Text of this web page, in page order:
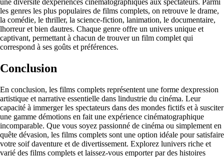
une diversité dexpériences cinématographiques aux spectateurs. Parmi
les genres les plus populaires de films complets, on retrouve le drame,
la comédie, le thriller, la science-fiction, lanimation, le documentaire,
lhorreur et bien dautres. Chaque genre offre un univers unique et
captivant, permettant à chacun de trouver un film complet qui
correspond à ses goûts et préférences.
Conclusion
En conclusion, les films complets représentent une forme dexpression
artistique et narrative essentielle dans lindustrie du cinéma. Leur
capacité à immerger les spectateurs dans des mondes fictifs et à susciter
une gamme démotions en fait une expérience cinématographique
incomparable. Que vous soyez passionné de cinéma ou simplement en
quête dévasion, les films complets sont une option idéale pour satisfaire
votre soif daventure et de divertissement. Explorez lunivers riche et
varié des films complets et laissez-vous emporter par des histoires